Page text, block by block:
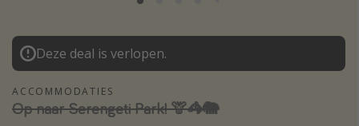
Sardinie
Malta
Madeira
Egypte
Deze deal is verlopen.
ACCOMMODATIES
Op naar Serengeti Park! 🦒🦓🐘